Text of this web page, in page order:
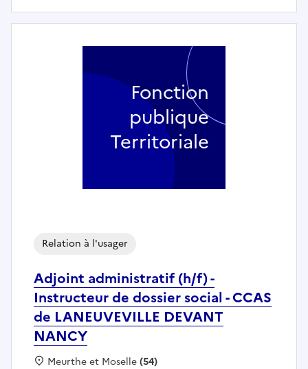
Adjoint administratif (h/f) -
Instructeur de dossier social - CCAS
de LANEUVEVILLE DEVANT
NANCY
Relation à l'usager
Localisation :
Meurthe et Moselle(54)
Fonction
publique
Territoriale